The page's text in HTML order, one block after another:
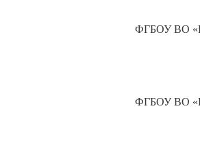
ФГБОУ ВО
ФГБОУ ВО